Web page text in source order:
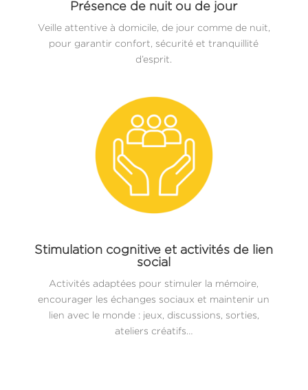
Présence de nuit ou de jour
Veille attentive à domicile, de jour comme de nuit,
pour garantir confort, sécurité et tranquillité
d’esprit.
Stimulation cognitive et activités de lien
social
Activités adaptées pour stimuler la mémoire,
encourager les échanges sociaux et maintenir un
lien avec le monde : jeux, discussions, sorties,
ateliers créatifs…